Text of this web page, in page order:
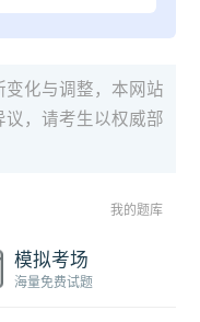
化与调整，本网站
，请考生以权威部
我的题库
模拟考场
海量免费试题